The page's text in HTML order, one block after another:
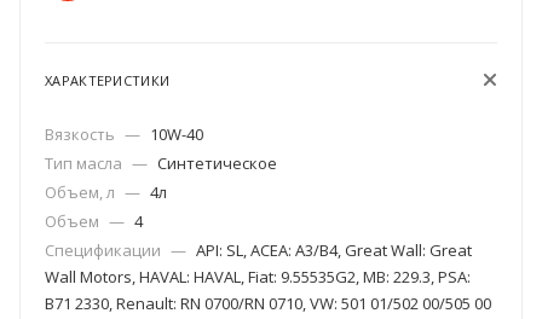
ХАРАКТЕРИСТИКИ
Вязкость — 10W-40
Тип масла — Синтетическое
Объем, л — 4л
Объем — 4
Спецификации — API: SL, ACEA: A3/B4, Great Wall: Great
Wall Motors, HAVAL: HAVAL, Fiat: 9.55535G2, MB: 229.3, PSA:
B71 2330, Renault: RN 0700/RN 0710, VW: 501 01/502 00/505 00